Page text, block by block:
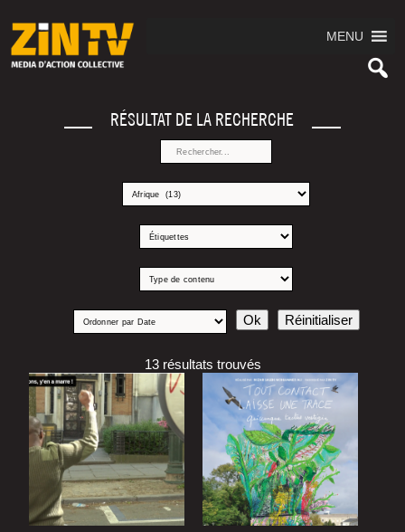
MENU
RÉSULTAT DE LA RECHERCHE
13 résultats trouvés